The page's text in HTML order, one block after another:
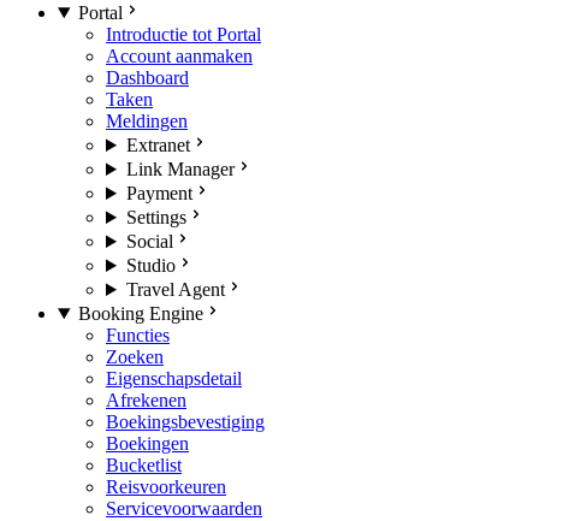
Portal
Introductie tot Portal
Account aanmaken
Dashboard
Taken
Meldingen
Extranet
Link Manager
Payment
Settings
Social
Studio
Travel Agent
Booking Engine
Functies
Zoeken
Eigenschapsdetail
Afrekenen
Boekingsbevestiging
Boekingen
Bucketlist
Reisvoorkeuren
Servicevoorwaarden